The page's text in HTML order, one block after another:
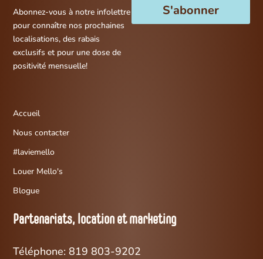
Abonnez-vous à notre infolettre
pour connaître nos prochaines
localisations, des rabais
exclusifs et pour une dose de
positivité mensuelle!
S'abonner
Accueil
Nous contacter
#laviemello
Louer Mello's
Blogue
Partenariats, location et marketing
Téléphone: 819 803-9202